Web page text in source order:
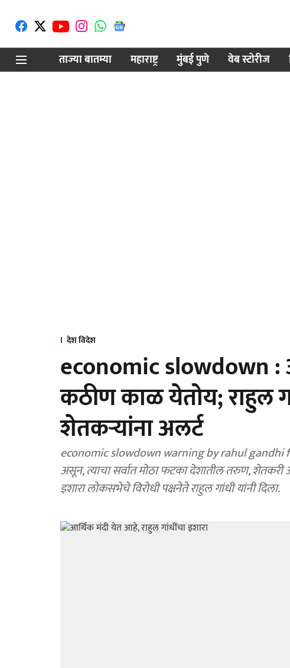
ताज्या बातम्या
महाराष्ट्र मुंबई पुणे वेब स्टोरीज
देश विदेश
economic slowdown :
कठीण काळ येतोय; राहुल
शेतकऱ्यांना अलर्ट
economic slowdown warning by rahul gandhi
असून, त्याचा सर्वात मोठा फटका देशातील तरुण,
इशारा लोकसभेचे विरोधी पक्षनेते राहुल गांधी यांनी दिला.